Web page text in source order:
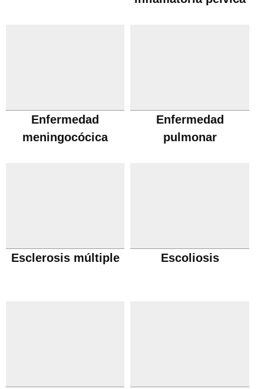
Enfermedad
meningocócica
Enfermedad
pulmonar
Esclerosis múltiple Escoliosis